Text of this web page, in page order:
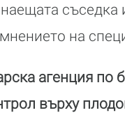
на
агенция по
върху